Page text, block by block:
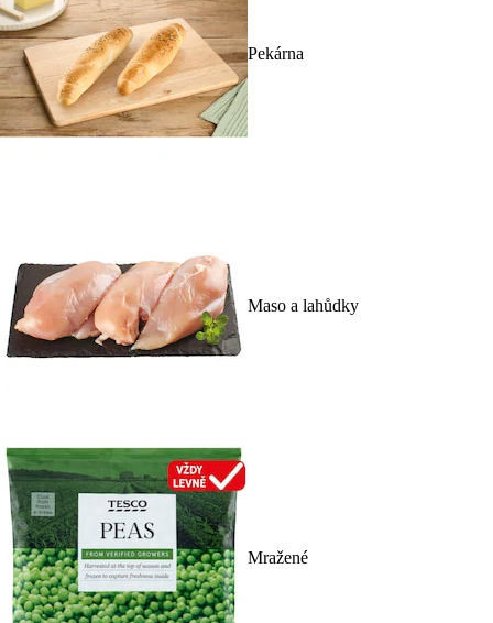
Pekárna
Maso a lahůdky
Mražené